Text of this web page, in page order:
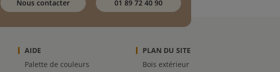
Nous contacter
01 89 72 40 90
AIDE
Palette de couleurs
PLAN DU SITE
Bois extérieur